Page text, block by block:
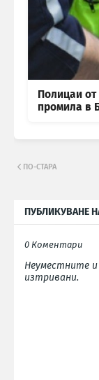
Полицаи от
промила в
ПО-СТАРА
ПУБЛИКУВАНЕ
0 Коментари
Неуместните
изтривани.